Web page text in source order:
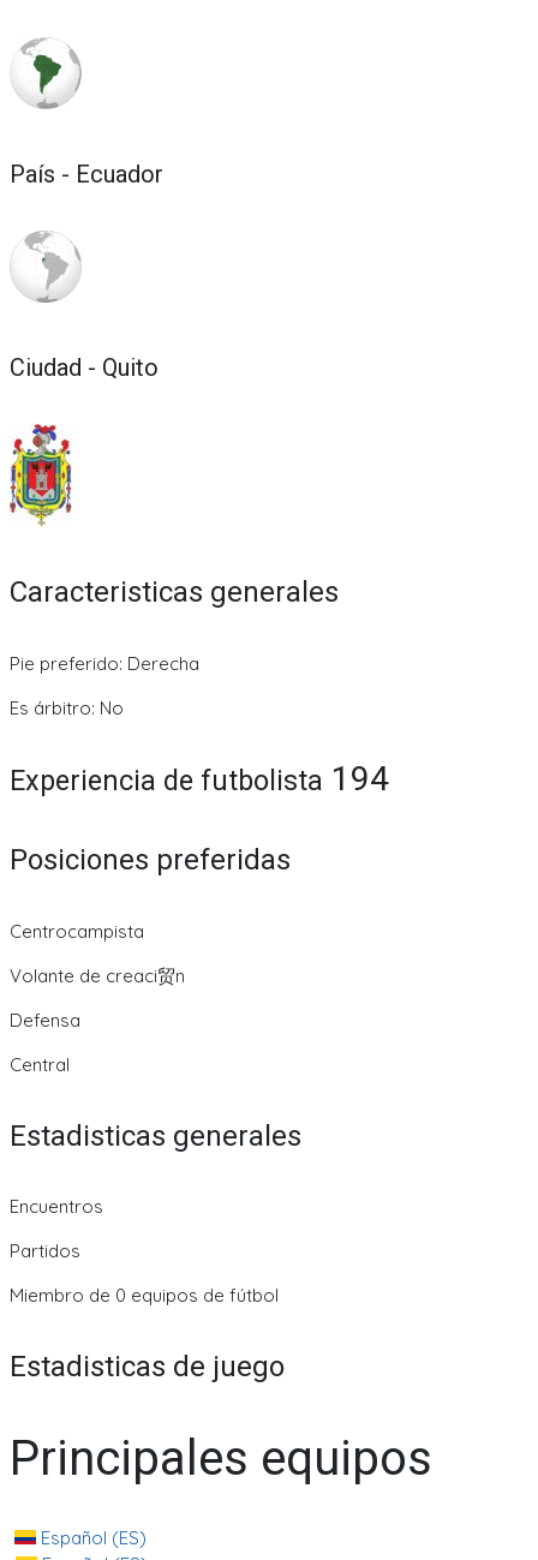
País - Ecuador
Ciudad - Quito
Caracteristicas generales
Pie preferido: Derecha
Es árbitro: No
Experiencia de futbolista 194
Posiciones preferidas
Centrocampista
Volante de creaci贸n
Defensa
Central
Estadisticas generales
Encuentros
Partidos
Miembro de 0 equipos de fútbol
Estadisticas de juego
Principales equipos
Español (ES)